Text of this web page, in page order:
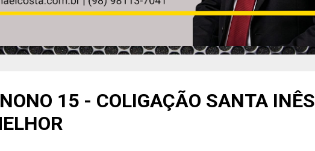
15 - COLIGAÇÃO SANTA INÊS